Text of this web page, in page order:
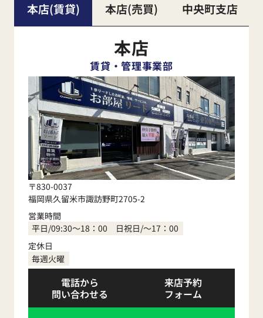
本店(賃貸) 本店(売買) 中央町支店
本店
賃貸・管理事業部
〒830-0037
福岡県久留米市諏訪野町2705-2
営業時間
平日/09:30～18：00 日祝日/～17：00
定休日
毎週火曜
電話から
問い合わせる
来店予約
フォーム